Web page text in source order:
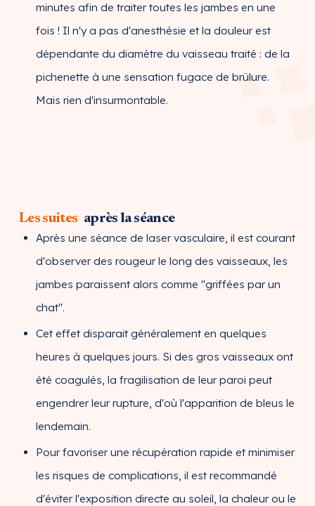
minutes afin de traiter toutes les jambes en une
fois ! Il n'y a pas d'anesthésie et la douleur est
dépendante du diamètre du vaisseau traité : de la
pichenette à une sensation fugace de brûlure.
Mais rien d'insurmontable.
Les suites après la séance
Après une séance de laser vasculaire, il est courant
d'observer des rougeur le long des vaisseaux, les
jambes paraissent alors comme "griffées par un
chat".
Cet effet disparait généralement en quelques
heures à quelques jours. Si des gros vaisseaux ont
été coagulés, la fragilisation de leur paroi peut
engendrer leur rupture, d'où l'apparition de bleus le
lendemain.
Pour favoriser une récupération rapide et minimiser
les risques de complications, il est recommandé
d'éviter l'exposition directe au soleil, la chaleur ou le